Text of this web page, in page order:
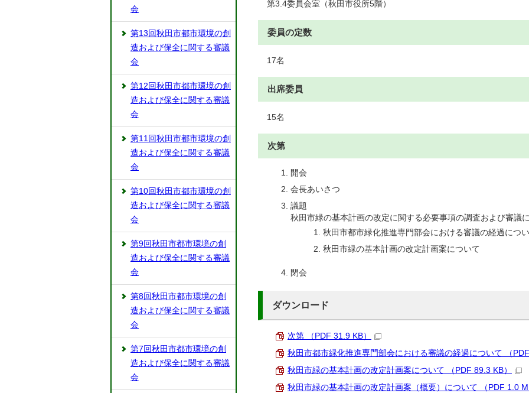
第3.4委員会室（秋田市役所5階）
委員の定数
17名
出席委員
15名
次第
開会
会長あいさつ
議題
秋田市緑の基本計画の改定に関する必要事項の調査および審議
秋田市都市緑化推進専門部会における審議の経過につ
秋田市緑の基本計画の改定計画案について
閉会
ダウンロード
次第 （PDF 31.9 KB）
秋田市都市緑化推進専門部会における審議の経過について （PDF
秋田市緑の基本計画の改定計画案について （PDF 89.3 KB）
秋田市緑の基本計画の改定計画案（概要）について （PDF 1.0
会
第13回秋田市都市環境の創
造および保全に関する審議
会
第12回秋田市都市環境の創
造および保全に関する審議
会
第11回秋田市都市環境の創
造および保全に関する審議
会
第10回秋田市都市環境の創
造および保全に関する審議
会
第9回秋田市都市環境の創
造および保全に関する審議
会
第8回秋田市都市環境の創
造および保全に関する審議
会
第7回秋田市都市環境の創
造および保全に関する審議
会